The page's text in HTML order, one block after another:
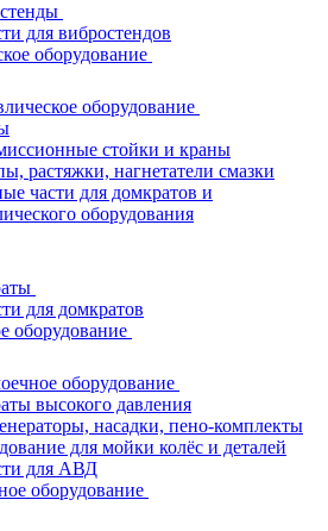
для вибростендов
оборудование
оборудование
стойки и краны
растяжки, нагнетатели смазки
части для домкратов и
оборудования
для домкратов
оборудование
оборудование
высокого давления
насадки, пено-комплекты
для мойки колёс и деталей
для АВД
оборудование